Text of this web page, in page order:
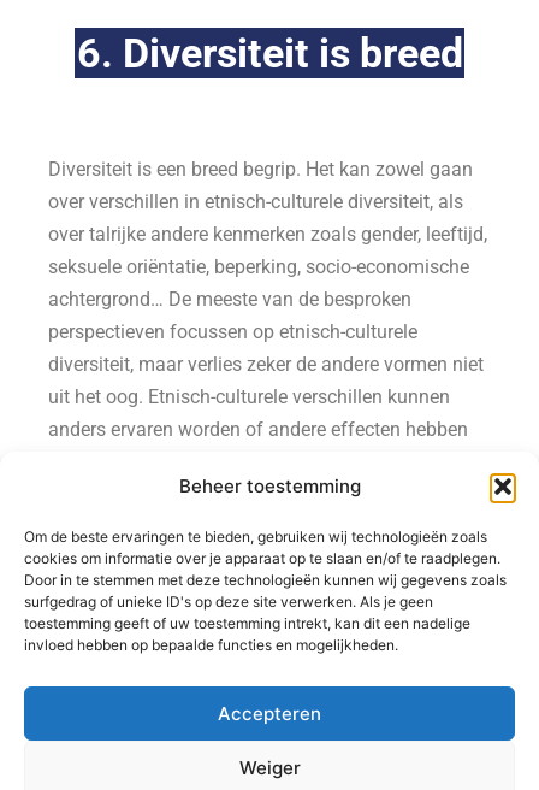
Beheer toestemming
Om de beste ervaringen te bieden, gebruiken wij technologieën zoals
cookies om informatie over je apparaat op te slaan en/of te raadplegen.
Door in te stemmen met deze technologieën kunnen wij gegevens zoals
surfgedrag of unieke ID's op deze site verwerken. Als je geen
toestemming geeft of uw toestemming intrekt, kan dit een nadelige
invloed hebben op bepaalde functies en mogelijkheden.
Accepteren
Weiger
6. Diversiteit is breed
Diversiteit is een breed begrip. Het kan zowel gaan
over verschillen in etnisch-culturele diversiteit, als
over talrijke andere kenmerken zoals gender, leeftijd,
seksuele oriëntatie, beperking, socio-economische
achtergrond… De meeste van de besproken
perspectieven focussen op etnisch-culturele
diversiteit, maar verlies zeker de andere vormen niet
uit het oog. Etnisch-culturele verschillen kunnen
anders ervaren worden of andere effecten hebben
levenskansen afhankelijk van andere vormen van
diversiteit. Andere aspecten van diversiteit kunnen
een basis van gemeenschappelijkheid zijn die het
gesprek vergemakkelijken, maar evengoed de
verschillen die overbrugd moeten worden in het
gesprek uitdiepen. Het kruispuntdenken en
superdiversiteit brengen deze andere vormen van
diversiteit ook deels naar voren.